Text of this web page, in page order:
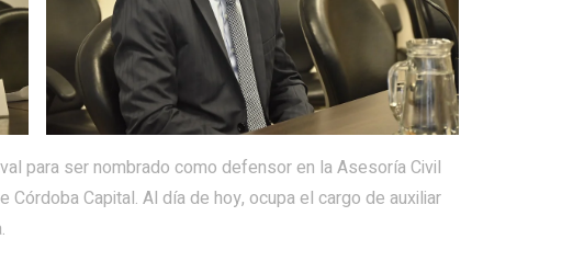
para ser nombrado como defensor en la Asesoría Civil
Córdoba Capital. Al día de hoy, ocupa el cargo de auxiliar